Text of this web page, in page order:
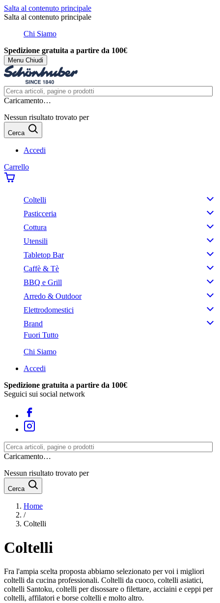
Salta al contenuto principale
Salta al contenuto principale
Chi Siamo
Spedizione gratuita a partire da 100€
Menu Chiudi
Caricamento…
Nessun risultato trovato per
Cerca
Accedi
Carrello
Coltelli
Pasticceria
Cottura
Utensili
Tabletop Bar
Caffè & Tè
BBQ e Grill
Arredo & Outdoor
Elettrodomestici
Brand
Fuori Tutto
Chi Siamo
Accedi
Spedizione gratuita a partire da 100€
Seguici sui social network
Caricamento…
Nessun risultato trovato per
Cerca
Home
/
Coltelli
Coltelli
Fra l'ampia scelta proposta abbiamo selezionato per voi i migliori
coltelli da cucina professionali. Coltelli da cuoco, coltelli asiatici,
coltelli Santoku, coltelli per disossare o filettare, acciaini e ceppi per
coltelli, affilatori e borse coltelli e molto altro.